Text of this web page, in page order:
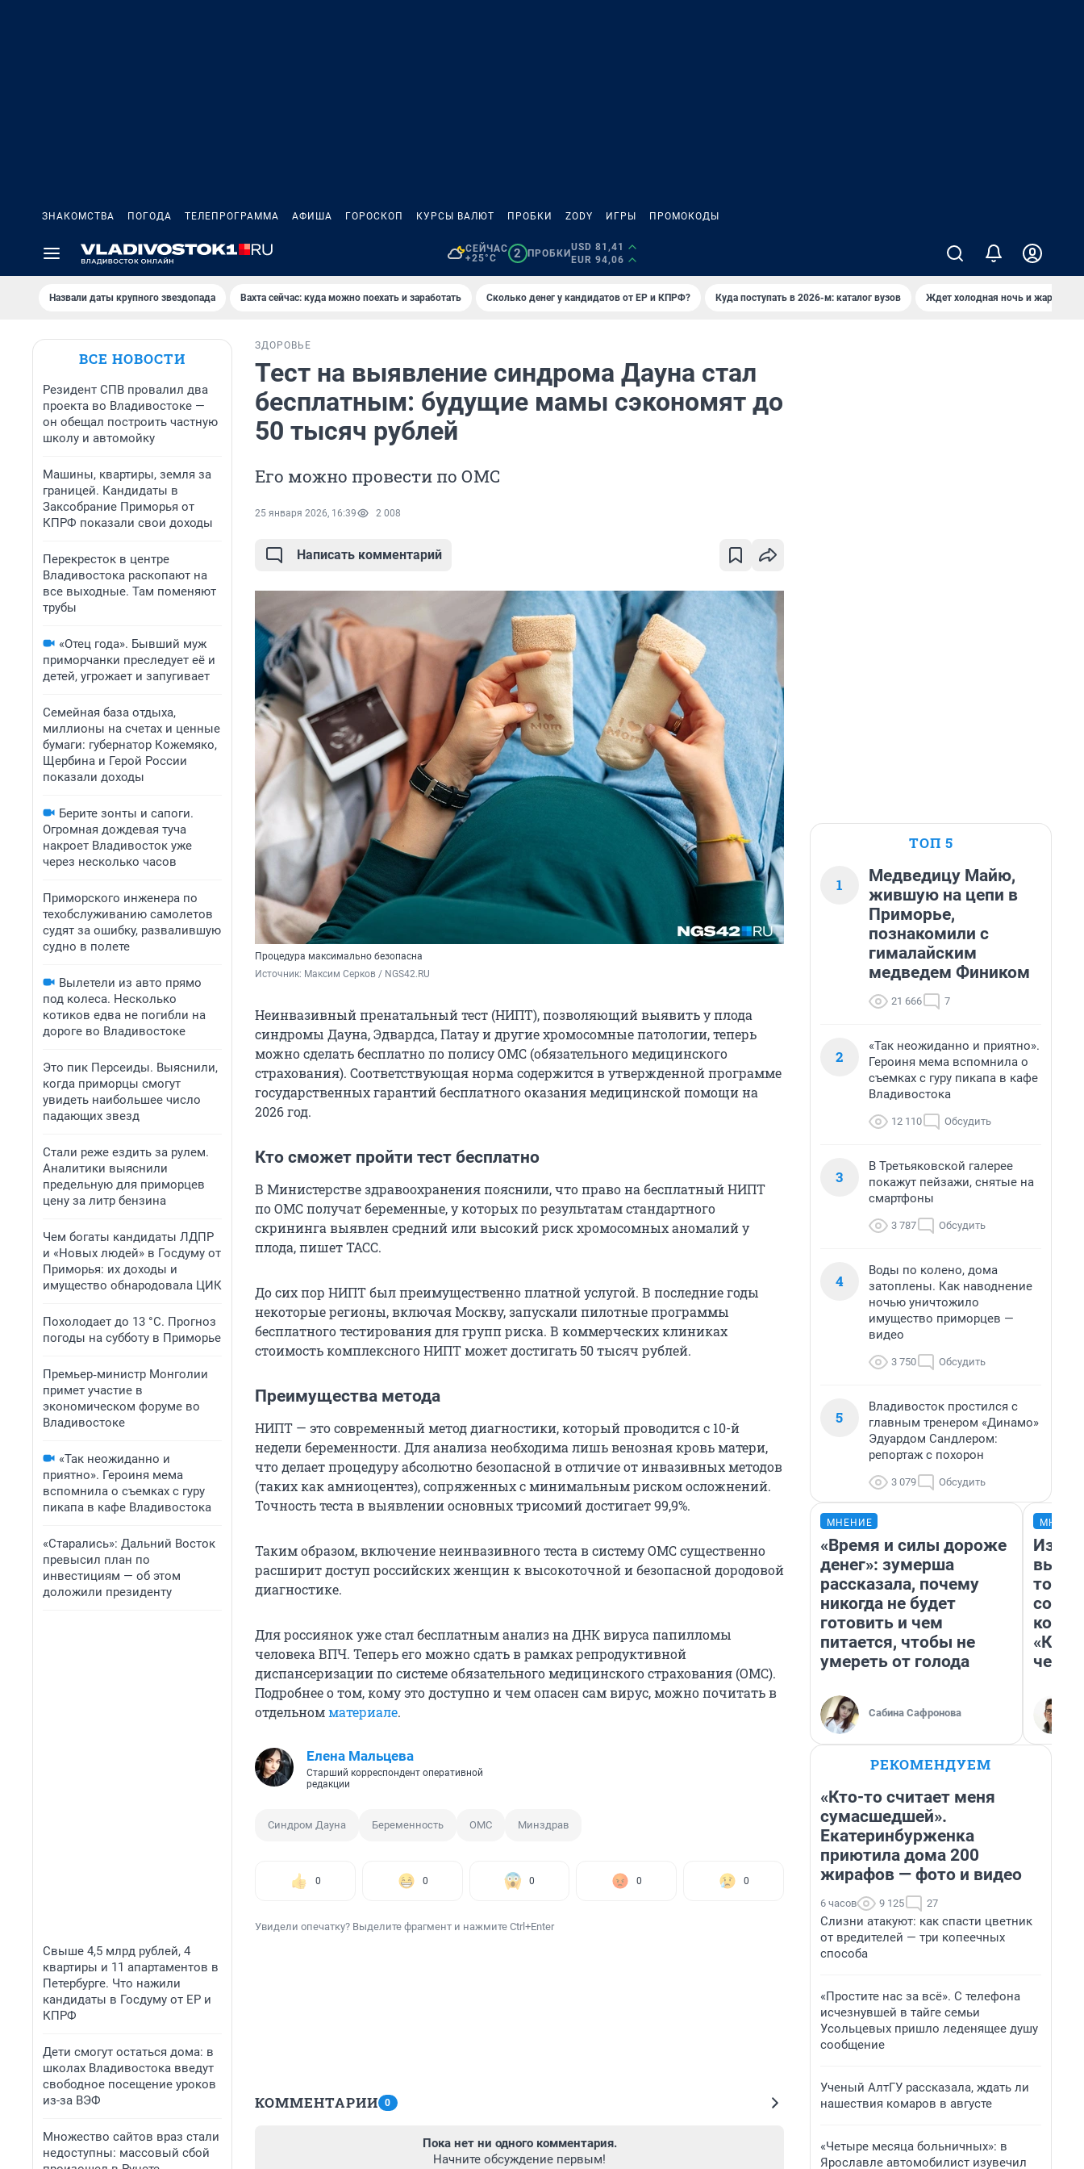
ЗНАКОМСТВА ПОГОДА ТЕЛЕПРОГРАММА АФИША ГОРОСКОП КУРСЫ ВАЛЮТ ПРОБКИ ZODY ИГРЫ ПРОМОКОДЫ
СЕЙЧАС
+25°C
2 ПРОБКИ
USD 81,41
EUR 94,06
Назвали даты крупного звездопада Вахта сейчас: куда можно поехать и заработать Сколько денег у кандидатов от ЕР и КПРФ? Куда поступать в 2026-м: каталог вузов Ждет холодная ночь и жаркий
ВСЕ НОВОСТИ
Резидент СПВ провалил два
проекта во Владивостоке —
он обещал построить частную
школу и автомойку
Машины, квартиры, земля за
границей. Кандидаты в
Заксобрание Приморья от
КПРФ показали свои доходы
Перекресток в центре
Владивостока раскопают на
все выходные. Там поменяют
трубы
«Отец года». Бывший муж
приморчанки преследует её и
детей, угрожает и запугивает
Семейная база отдыха,
миллионы на счетах и ценные
бумаги: губернатор Кожемяко,
Щербина и Герой России
показали доходы
Берите зонты и сапоги.
Огромная дождевая туча
накроет Владивосток уже
через несколько часов
Приморского инженера по
техобслуживанию самолетов
судят за ошибку, развалившую
судно в полете
Вылетели из авто прямо
под колеса. Несколько
котиков едва не погибли на
дороге во Владивостоке
Это пик Персеиды. Выяснили,
когда приморцы смогут
увидеть наибольшее число
падающих звезд
Стали реже ездить за рулем.
Аналитики выяснили
предельную для приморцев
цену за литр бензина
Чем богаты кандидаты ЛДПР
и «Новых людей» в Госдуму от
Приморья: их доходы и
имущество обнародовала ЦИК
Похолодает до 13 °C. Прогноз
погоды на субботу в Приморье
Премьер‑министр Монголии
примет участие в
экономическом форуме во
Владивостоке
«Так неожиданно и
приятно». Героиня мема
вспомнила о съемках с гуру
пикапа в кафе Владивостока
«Старались»: Дальний Восток
превысил план по
инвестициям — об этом
доложили президенту
Свыше 4,5 млрд рублей, 4
квартиры и 11 апартаментов в
Петербурге. Что нажили
кандидаты в Госдуму от ЕР и
КПРФ
Дети смогут остаться дома: в
школах Владивостока введут
свободное посещение уроков
из-за ВЭФ
Множество сайтов враз стали
недоступны: массовый сбой
ЗДОРОВЬЕ
Тест на выявление синдрома Дауна стал
бесплатным: будущие мамы сэкономят до
50 тысяч рублей
Его можно провести по ОМС
25 января 2026, 16:39 2 008
Написать комментарий
Процедура максимально безопасна
Источник: Максим Серков / NGS42.RU
Неинвазивный пренатальный тест (НИПТ), позволяющий выявить у плода
синдромы Дауна, Эдвардса, Патау и другие хромосомные патологии, теперь
можно сделать бесплатно по полису ОМС (обязательного медицинского
страхования). Соответствующая норма содержится в утвержденной программе
государственных гарантий бесплатного оказания медицинской помощи на
2026 год.
Кто сможет пройти тест бесплатно
В Министерстве здравоохранения пояснили, что право на бесплатный НИПТ
по ОМС получат беременные, у которых по результатам стандартного
скрининга выявлен средний или высокий риск хромосомных аномалий у
плода, пишет ТАСС.
До сих пор НИПТ был преимущественно платной услугой. В последние годы
некоторые регионы, включая Москву, запускали пилотные программы
бесплатного тестирования для групп риска. В коммерческих клиниках
стоимость комплексного НИПТ может достигать 50 тысяч рублей.
Преимущества метода
НИПТ — это современный метод диагностики, который проводится с 10-й
недели беременности. Для анализа необходима лишь венозная кровь матери,
что делает процедуру абсолютно безопасной в отличие от инвазивных методов
(таких как амниоцентез), сопряженных с минимальным риском осложнений.
Точность теста в выявлении основных трисомий достигает 99,9%.
Таким образом, включение неинвазивного теста в систему ОМС существенно
расширит доступ российских женщин к высокоточной и безопасной дородовой
диагностике.
Для россиянок уже стал бесплатным анализ на ДНК вируса папилломы
человека ВПЧ. Теперь его можно сдать в рамках репродуктивной
диспансеризации по системе обязательного медицинского страхования (ОМС).
Подробнее о том, кому это доступно и чем опасен сам вирус, можно почитать в
отдельномматериале.
Елена Мальцева
Старший корреспондент оперативной
редакции
Синдром Дауна Беременность ОМС Минздрав
0 0 0 0 0
Увидели опечатку? Выделите фрагмент и нажмите Ctrl+Enter
КОММЕНТАРИИ 0
Пока нет ни одного комментария.
Начните обсуждение первым!
ТОП 5
1
Медведицу Майю,
жившую на цепи в
Приморье,
познакомили с
гималайским
медведем Фиником
21 666 7
2
«Так неожиданно и приятно».
Героиня мема вспомнила о
съемках с гуру пикапа в кафе
Владивостока
12 110 Обсудить
3
В Третьяковской галерее
покажут пейзажи, снятые на
смартфоны
3 787 Обсудить
4
Воды по колено, дома
затоплены. Как наводнение
ночью уничтожило
имущество приморцев —
видео
3 750 Обсудить
5
Владивосток простился с
главным тренером «Динамо»
Эдуардом Сандлером:
репортаж с похорон
3 079 Обсудить
МНЕНИЕ
«Время и силы дороже
денег»: зумерша
рассказала, почему
никогда не будет
готовить и чем
питается, чтобы не
умереть от голода
Сабина Сафронова
РЕКОМЕНДУЕМ
«Кто-то считает меня
сумасшедшей».
Екатеринбурженка
приютила дома 200
жирафов — фото и видео
6 часов 9 125 27
Слизни атакуют: как спасти цветник
от вредителей — три копеечных
способа
«Простите нас за всё». С телефона
исчезнувшей в тайге семьи
Усольцевых пришло леденящее душу
сообщение
Ученый АлтГУ рассказала, ждать ли
нашествия комаров в августе
«Четыре месяца больничных»: в
Ярославле автомобилист изувечил